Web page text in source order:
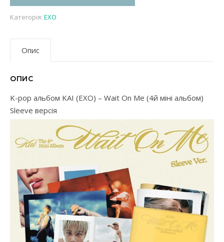
Категорія: EXO
Опис
ОПИС
K-pop альбом KAI (EXO) – Wait On Me (4й міні альбом)
Sleeve версія